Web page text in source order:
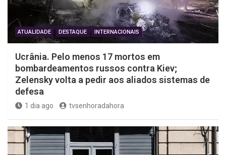
ATUALIDADE DESTAQUE INTERNACIONAIS
Ucrânia. Pelo menos 17 mortos em
bombardeamentos russos contra Kiev;
Zelensky volta a pedir aos aliados sistemas de
defesa
1 dia ago tvsenhoradahora